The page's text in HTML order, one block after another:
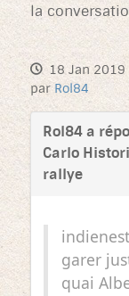
la
18 Jan 2019
parRol84
Rol84 a
Carlo
rallye
garer
quai